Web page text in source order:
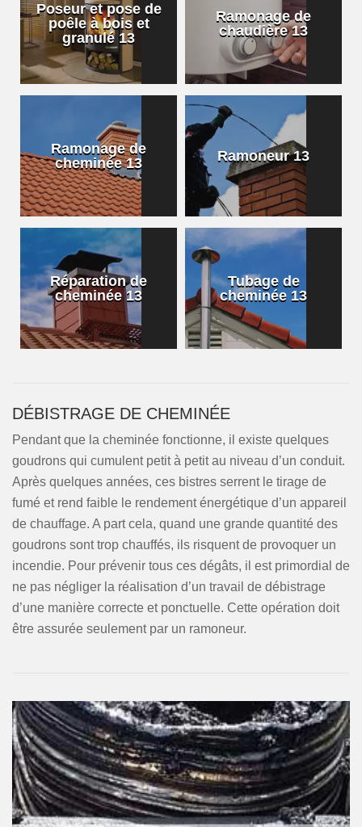
Poseur et pose de
poêle à bois et
granulé 13
Ramonage de
chaudière 13
Ramonage de
cheminée 13
Ramoneur 13
Réparation de
cheminée 13
Tubage de
cheminée 13
DÉBISTRAGE DE CHEMINÉE
Pendant que la cheminée fonctionne, il existe quelques
goudrons qui cumulent petit à petit au niveau d’un conduit.
Après quelques années, ces bistres serrent le tirage de
fumé et rend faible le rendement énergétique d’un appareil
de chauffage. A part cela, quand une grande quantité des
goudrons sont trop chauffés, ils risquent de provoquer un
incendie. Pour prévenir tous ces dégâts, il est primordial de
ne pas négliger la réalisation d’un travail de débistrage
d’une manière correcte et ponctuelle. Cette opération doit
être assurée seulement par un ramoneur.